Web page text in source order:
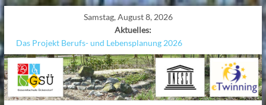
Samstag, August 8, 2026
Aktuelles:
Das Projekt Berufs- und Lebensplanung 2026
UNESCO Stadtradeln „Grenzen überwinden“
KCC-Workshop
Sicherheit auf den Wellen: Lehrkräfte bilden sich in Alicante fort
Ferien!!!